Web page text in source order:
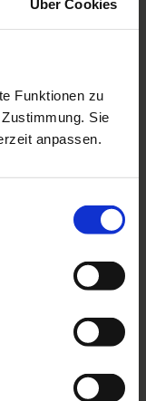
Über Cookies
Funktionen zu
Sie
anpassen.